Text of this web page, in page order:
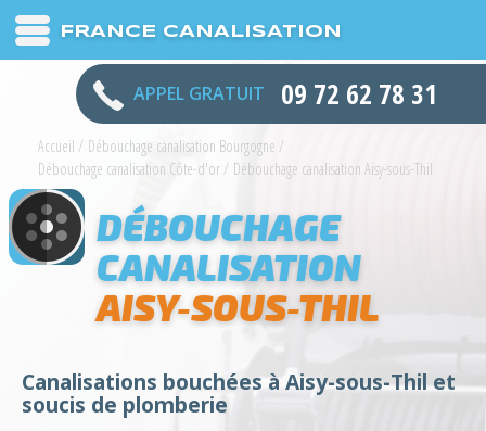
FRANCE CANALISATION
APPEL GRATUIT 09 72 62 78 31
Accueil / Débouchage canalisation Bourgogne /
Débouchage canalisation Côte-d'or/ Débouchage canalisation Aisy-sous-Thil
DÉBOUCHAGE
CANALISATION
AISY-SOUS-THIL
Canalisations bouchées à Aisy-sous-Thil et
soucis de plomberie